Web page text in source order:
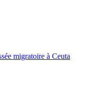
migratoire à Ceuta